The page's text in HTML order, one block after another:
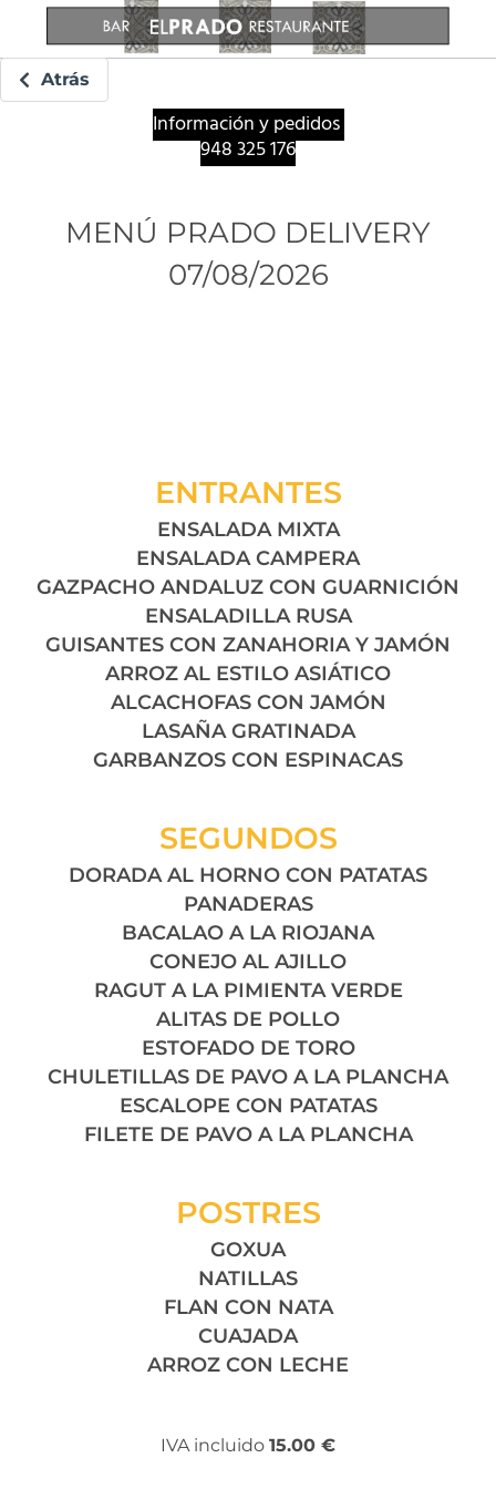
Atrás
Información y pedidos
948 325 176
MENÚ PRADO DELIVERY
07/08/2026
ENTRANTES
ENSALADA MIXTA
ENSALADA CAMPERA
GAZPACHO ANDALUZ CON GUARNICIÓN
ENSALADILLA RUSA
GUISANTES CON ZANAHORIA Y JAMÓN
ARROZ AL ESTILO ASIÁTICO
ALCACHOFAS CON JAMÓN
LASAÑA GRATINADA
GARBANZOS CON ESPINACAS
SEGUNDOS
DORADA AL HORNO CON PATATAS
PANADERAS
BACALAO A LA RIOJANA
CONEJO AL AJILLO
RAGUT A LA PIMIENTA VERDE
ALITAS DE POLLO
ESTOFADO DE TORO
CHULETILLAS DE PAVO A LA PLANCHA
ESCALOPE CON PATATAS
FILETE DE PAVO A LA PLANCHA
POSTRES
GOXUA
NATILLAS
FLAN CON NATA
CUAJADA
ARROZ CON LECHE
IVA incluido 15.00 €